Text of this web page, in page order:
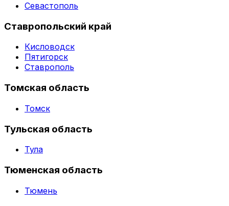
Севастополь
Ставропольский край
Кисловодск
Пятигорск
Ставрополь
Томская область
Томск
Тульская область
Тула
Тюменская область
Тюмень